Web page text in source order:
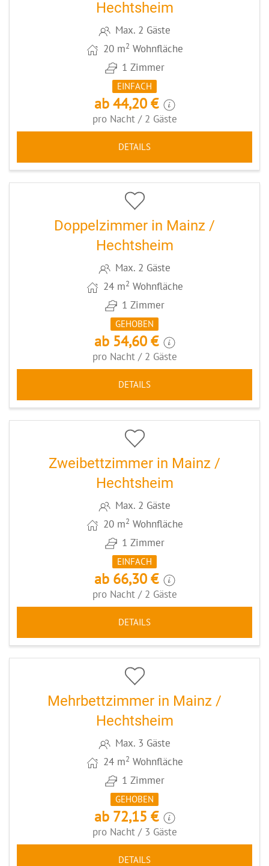
Hechtsheim
Max. 2 Gäste
20 m2 Wohnfläche
1 Zimmer
EINFACH
ab 44,20 €
pro Nacht / 2 Gäste
DETAILS
5 CODE: MZ005
Doppelzimmer in Mainz /
Hechtsheim
Max. 2 Gäste
24 m2 Wohnfläche
1 Zimmer
GEHOBEN
ab 54,60 €
pro Nacht / 2 Gäste
DETAILS
9 CODE: MZ017
Zweibettzimmer in Mainz /
Hechtsheim
Max. 2 Gäste
20 m2 Wohnfläche
1 Zimmer
EINFACH
ab 66,30 €
pro Nacht / 2 Gäste
DETAILS
5 CODE: MZ038
Mehrbettzimmer in Mainz /
Hechtsheim
Max. 3 Gäste
24 m2 Wohnfläche
1 Zimmer
GEHOBEN
ab 72,15 €
pro Nacht / 3 Gäste
DETAILS